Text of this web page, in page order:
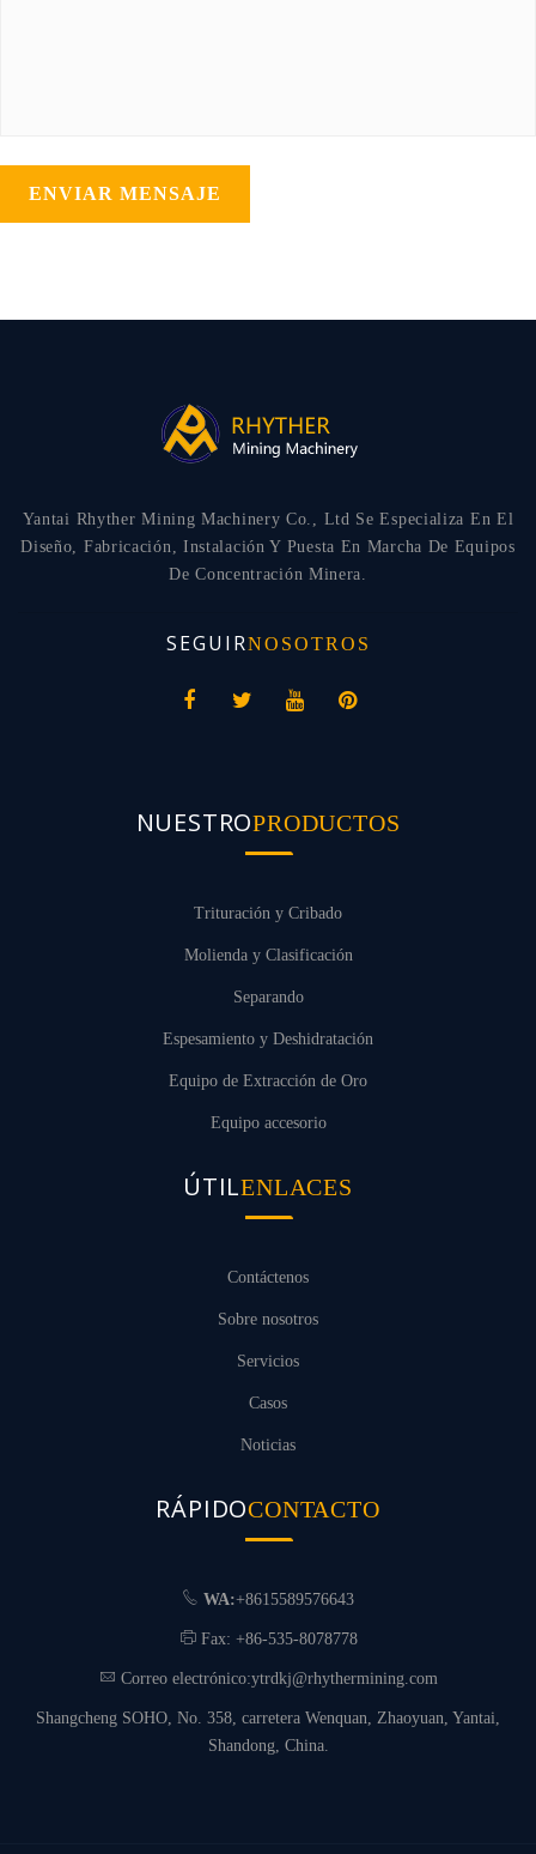
ENVIAR MENSAJE
Yantai Rhyther Mining Machinery Co., Ltd Se Especializa En El
Diseño, Fabricación, Instalación Y Puesta En Marcha De Equipos
De Concentración Minera.
SEGUIRNOSOTROS
NUESTROPRODUCTOS
Trituración y Cribado
Molienda y Clasificación
Separando
Espesamiento y Deshidratación
Equipo de Extracción de Oro
Equipo accesorio
ÚTILENLACES
Contáctenos
Sobre nosotros
Servicios
Casos
Noticias
RÁPIDOCONTACTO
WA:+8615589576643
Fax: +86-535-8078778
Correo electrónico:ytrdkj@rhythermining.com
Shangcheng SOHO, No. 358, carretera Wenquan, Zhaoyuan, Yantai,
Shandong, China.